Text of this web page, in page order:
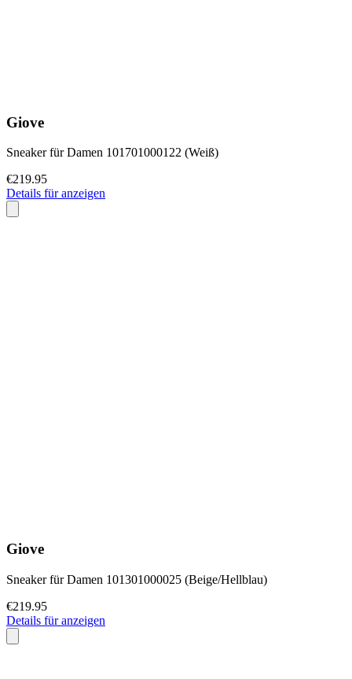
Giove
Sneaker für Damen 101701000122 (Weiß)
€219.95
Details für anzeigen
Giove
Sneaker für Damen 101301000025 (Beige/Hellblau)
€219.95
Details für anzeigen